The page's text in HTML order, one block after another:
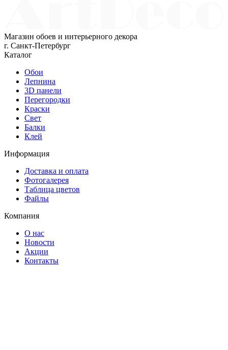
Магазин обоев и интерьерного декора
г. Санкт-Петербург
Каталог
Обои
Лепнина
3D панели
Перегородки
Краски
Свет
Балки
Клей
Информация
Доставка и оплата
Фотогалерея
Таблица цветов
Файлы
Компания
О нас
Новости
Акции
Контакты